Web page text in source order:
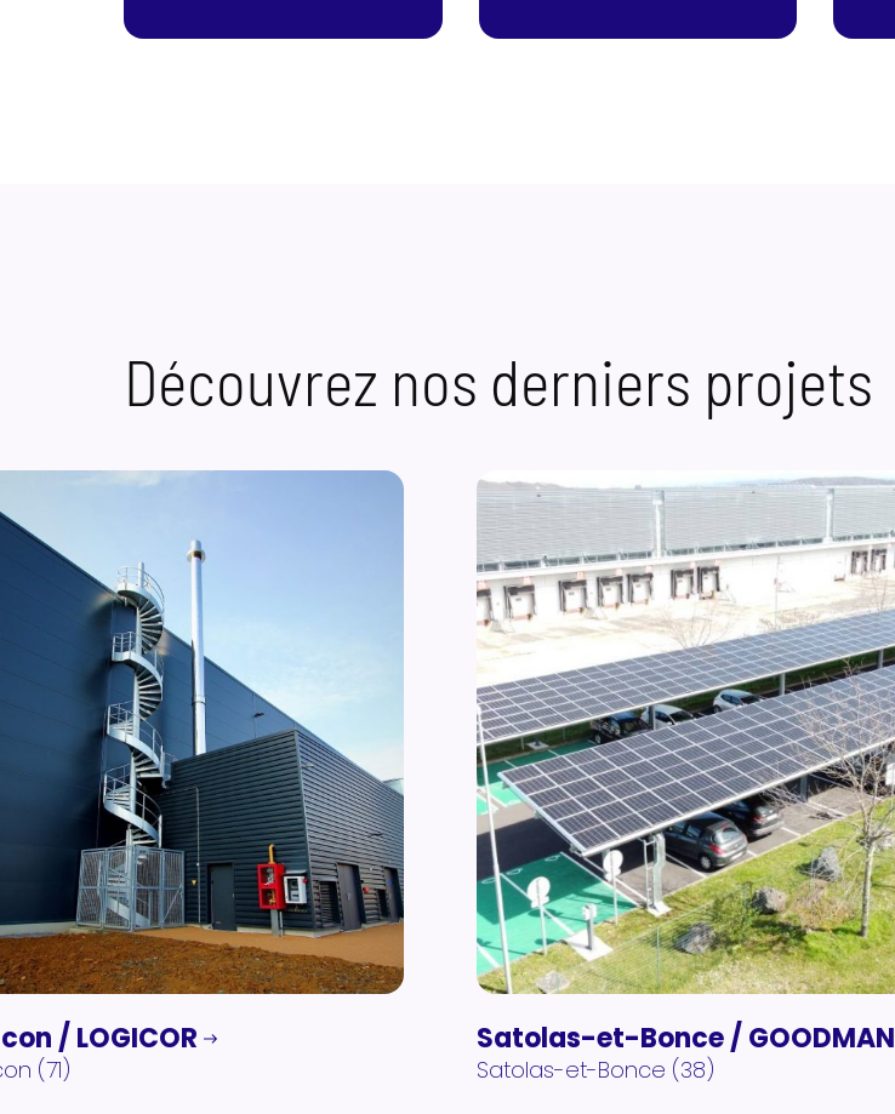
Découvrez nos derniers projets
/ LOGICOR
(71)
Satolas-et-Bonce / GOODMAN
Satolas-et-Bonce (38)